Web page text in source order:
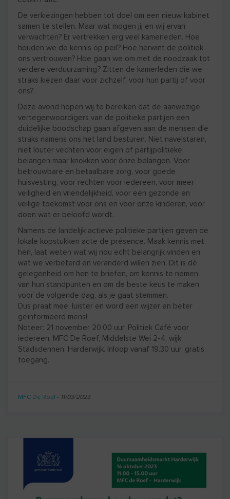
De verkiezingen hebben tot doel om een nieuw kabinet
samen te stellen. Maar wat mogen jij en wij ervan
verwachten? Er vertrekken erg veel kamerleden. Hoe
houden we de kennis op peil? Hoe herwint de politiek
ons vertrouwen? Hoe gaan we om met de noodzaak tot
verdere verduurzaming? Zitten de kamerleden die we
straks kiezen daar voor zichzelf, voor hun partij of voor
ons?
Deze avond hopen wij te bereiken dat de aanwezige
vertegenwoordigers van de politieke partijen een
duidelijke boodschap gaan afgeven aan de mensen die
straks namens ons het land besturen. Niet navelstaren,
niet louter vechten voor eigen of partijpolitieke
belangen maar knokken voor ónze belangen. Voor
betrouwbare en betaalbare zorg, voor goede
huisvesting, voor rechten voor iedereen, voor meer
veiligheid en vriendelijkheid, voor een gezonde en
veilige toekomst voor ons en voor onze kinderen, voor
doen wat er beloofd wordt.
Namens de landelijk actieve politieke partijen geven de
lokale kopstukken acte de présence. Maak kennis met
hen, laat weten wat wij nou echt belangrijk vinden en
wat we verbeterd en veranderd willen zien. Dit is dè
gelegenheid om hen te briefen, om kennis te nemen
van hun standpunten en om de beste keus te maken
voor de volgende dag, als je gaat stemmen.
Dus praat mee, luister en word een wijzer en beter
geïnformeerd mens!
Noteer: 21 november 20.00 uur, Politiek Café voor
iedereen, MFC De Roef, Middelste Wei 2-4, wijk
Stadsdennen, Harderwijk. Inloop vanaf 19.30 uur, gratis
toegang.
MFC De Roef- 11/03/2023